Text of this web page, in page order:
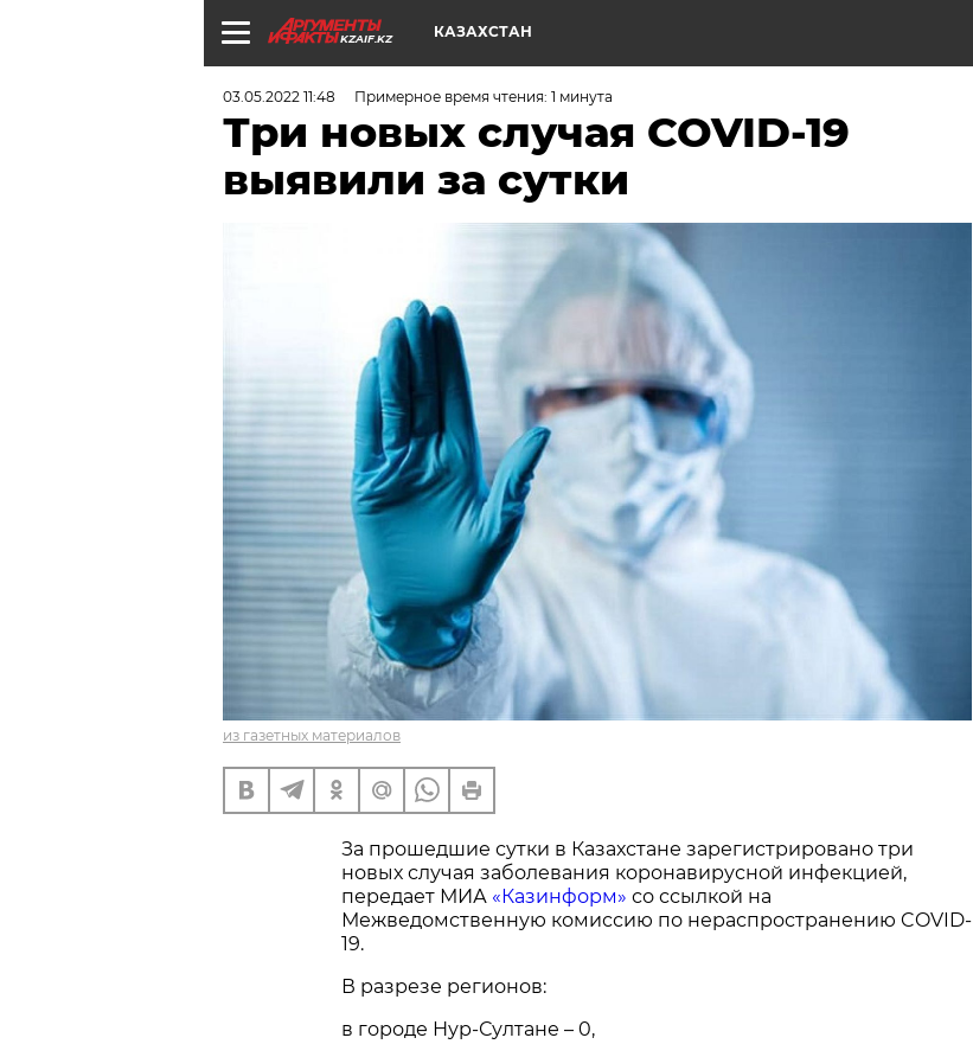
KZAIF.KZ КАЗАХСТАН
03.05.2022 11:48 Примерное время чтения: 1 минута
Три новых случая COVID-19
выявили за сутки
из газетных материалов
За прошедшие сутки в Казахстане зарегистрировано три
новых случая заболевания коронавирусной инфекцией,
передает МИА «Казинформ» со ссылкой на
Межведомственную комиссию по нераспространению COVID-
19.
В разрезе регионов:
в городе Нур-Султане – 0,